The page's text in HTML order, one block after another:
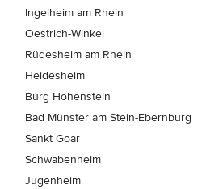
Ingelheim am Rhein
Oestrich-Winkel
Rüdesheim am Rhein
Heidesheim
Burg Hohenstein
Bad Münster am Stein-Ebernburg
Sankt Goar
Schwabenheim
Jugenheim